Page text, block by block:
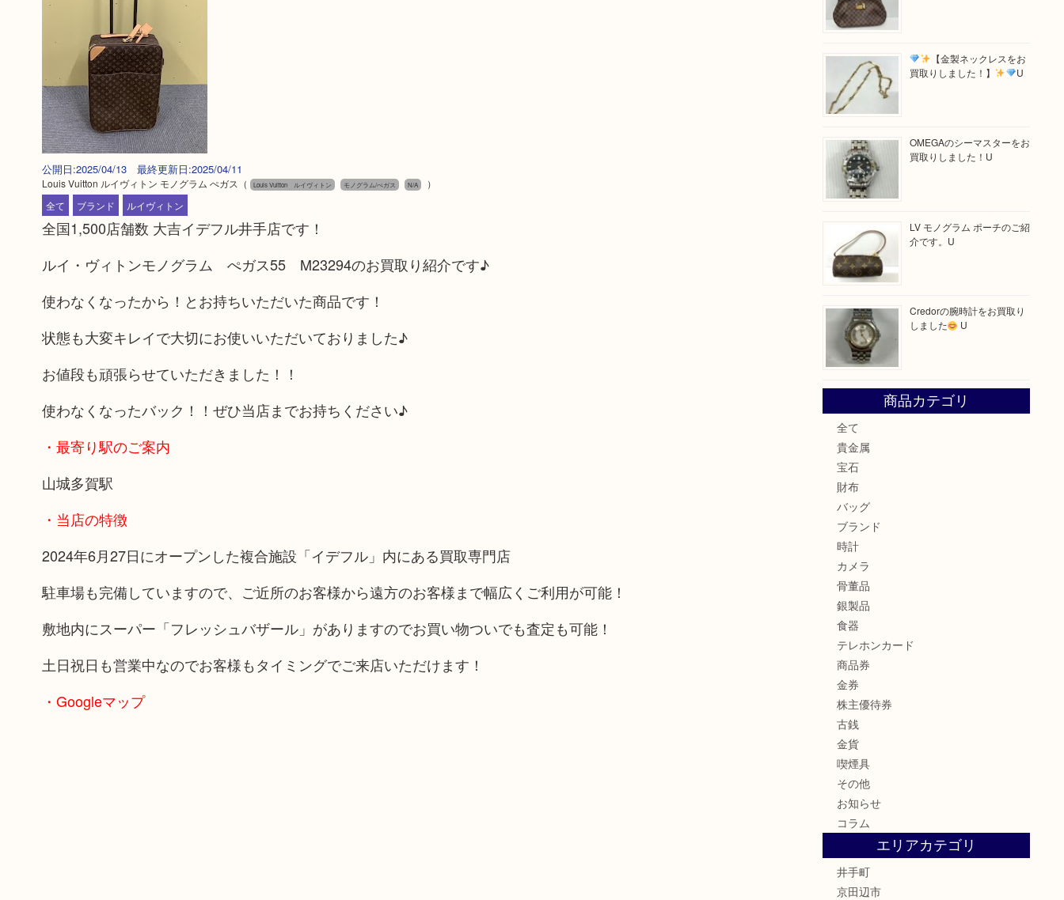
公開日:2025/04/13 最終更新日:2025/04/11
Louis Vuitton ルイヴィトン モノグラム ぺガス （ Louis Vuitton ルイヴィトン モノグラム/ぺガス N/A
）
全て
ブランド ルイヴィトン
全国1,500店舗数 大吉イデフル井手店です！
ルイ・ヴィトンモノグラム ぺガス55 M23294のお買取り紹介です♪
使わなくなったから！とお持ちいただいた商品です！
状態も大変キレイで大切にお使いいただいておりました♪
お値段も頑張らせていただきました！！
使わなくなったバック！！ぜひ当店までお持ちください♪
・最寄り駅のご案内
山城多賀駅
・当店の特徴
2024年6月27日にオープンした複合施設「イデフル」内にある買取専門店
駐車場も完備していますので、ご近所のお客様から遠方のお客様まで幅広くご利用が可能！
敷地内にスーパー「フレッシュバザール」がありますのでお買い物ついでも査定も可能！
土日祝日も営業中なのでお客様もタイミングでご来店いただけます！
・Googleマップ
【金製ネックレスをお
買取りしました！】
U
OMEGAのシーマスターをお
買取りしました！U
LV モノグラム ポーチのご紹
介です。U
Credorの腕時計をお買取り
しました
U
商品カテゴリ
全て
貴金属
宝石
財布
バッグ
ブランド
時計
カメラ
骨董品
銀製品
食器
テレホンカード
商品券
金券
株主優待券
古銭
金貨
喫煙具
その他
お知らせ
コラム
エリアカテゴリ
井手町
京田辺市